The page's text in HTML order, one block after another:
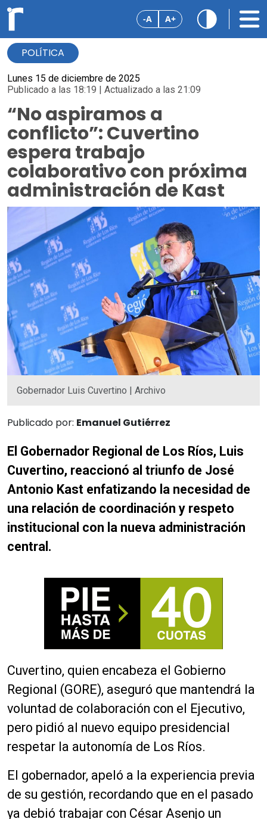
-A A+
POLÍTICA
Lunes 15 de diciembre de 2025
Publicado a las 18:19 | Actualizado a las 21:09
“No aspiramos a
conflicto”: Cuvertino
espera trabajo
colaborativo con próxima
administración de Kast
Gobernador Luis Cuvertino | Archivo
Publicado por: Emanuel Gutiérrez
El Gobernador Regional de Los Ríos, Luis
Cuvertino, reaccionó al triunfo de José
Antonio Kast enfatizando la necesidad de
una relación de coordinación y respeto
institucional con la nueva administración
central.
Cuvertino, quien encabeza el Gobierno
Regional (GORE), aseguró que mantendrá la
voluntad de colaboración con el Ejecutivo,
pero pidió al nuevo equipo presidencial
respetar la autonomía de Los Ríos.
El gobernador, apeló a la experiencia previa
de su gestión, recordando que en el pasado
ya debió trabajar con César Asenjo un